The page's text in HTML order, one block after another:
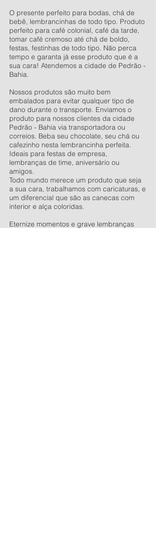
O presente perfeito para bodas, chá de
bebê, lembrancinhas de todo tipo. Produto
perfeito para café colonial, café da tarde,
tomar café cremoso até chá de boldo,
festas, festinhas de todo tipo. Não perca
tempo e garanta já esse produto que é a
sua cara! Atendemos a cidade de Pedrão -
Bahia.
Nossos produtos são muito bem
embalados para evitar qualquer tipo de
dano durante o transporte. Enviamos o
produto para nossos clientes da cidade
Pedrão - Bahia via transportadora ou
correios. Beba seu chocolate, seu chá ou
cafezinho nesta lembrancinha perfeita.
Ideais para festas de empresa,
lembranças de time, aniversário ou
amigos.
Todo mundo merece um produto que seja
a sua cara, trabalhamos com caricaturas, e
um diferencial que são as canecas com
interior e alça coloridas.
Eternize momentos e grave lembranças